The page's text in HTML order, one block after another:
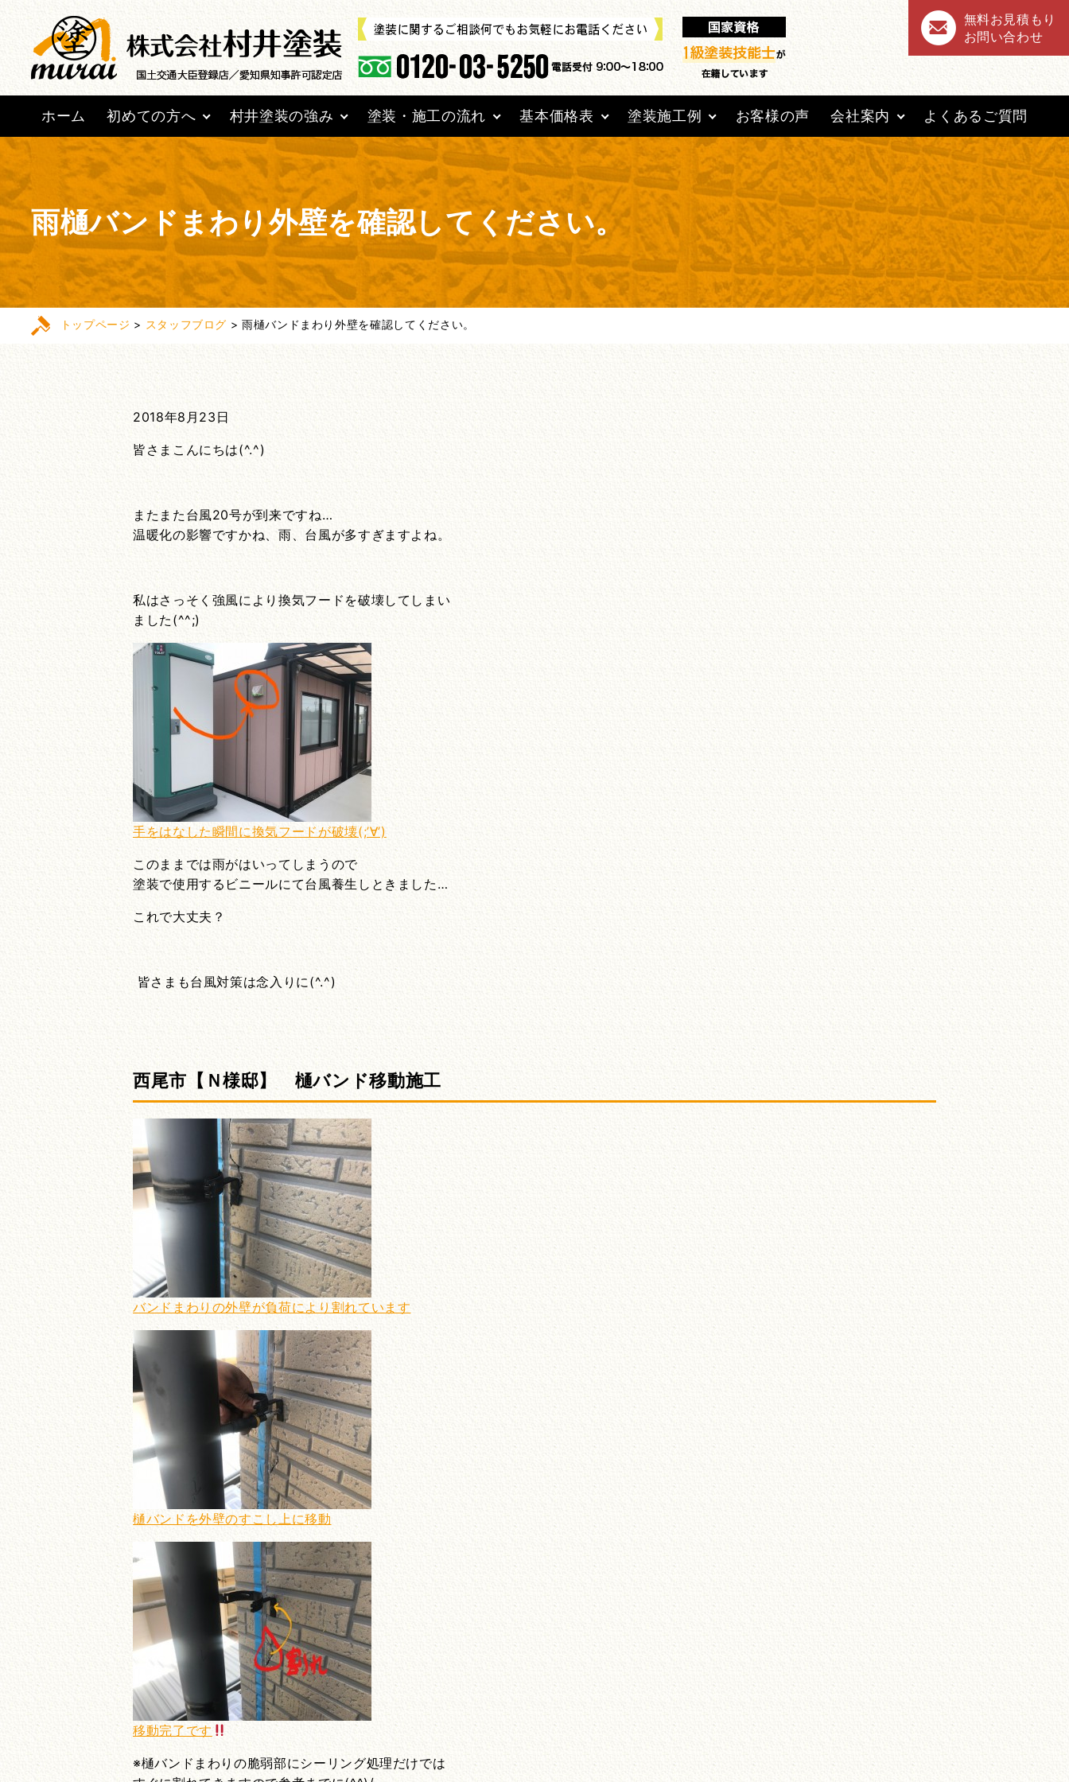
無料お見積もり
お問い合わせ
ホーム 初めての方へ 村井塗装の強み 塗装・施工の流れ 基本価格表 塗装施工例 お客様の声 会社案内 よくあるご質問
雨樋バンドまわり外壁を確認してください。
トップページ > スタッフブログ > 雨樋バンドまわり外壁を確認してください。
2018年8月23日
皆さまこんにちは(^.^)
またまた台風20号が到来ですね…
温暖化の影響ですかね、雨、台風が多すぎますよね。
私はさっそく強風により換気フードを破壊してしまい
ました(^^;)
手をはなした瞬間に換気フードが破壊(;’∀’)
このままでは雨がはいってしまうので
塗装で使用するビニールにて台風養生しときました…
これで大丈夫？
皆さまも台風対策は念入りに(^.^)
西尾市【Ｎ様邸】 樋バンド移動施工
バンドまわりの外壁が負荷により割れています
樋バンドを外壁のすこし上に移動
移動完了です
※樋バンドまわりの脆弱部にシーリング処理だけでは